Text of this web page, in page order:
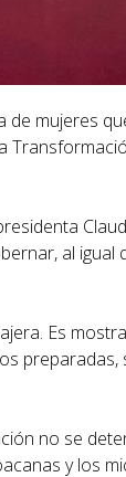
de mujeres
al igual
Es
no se
y los